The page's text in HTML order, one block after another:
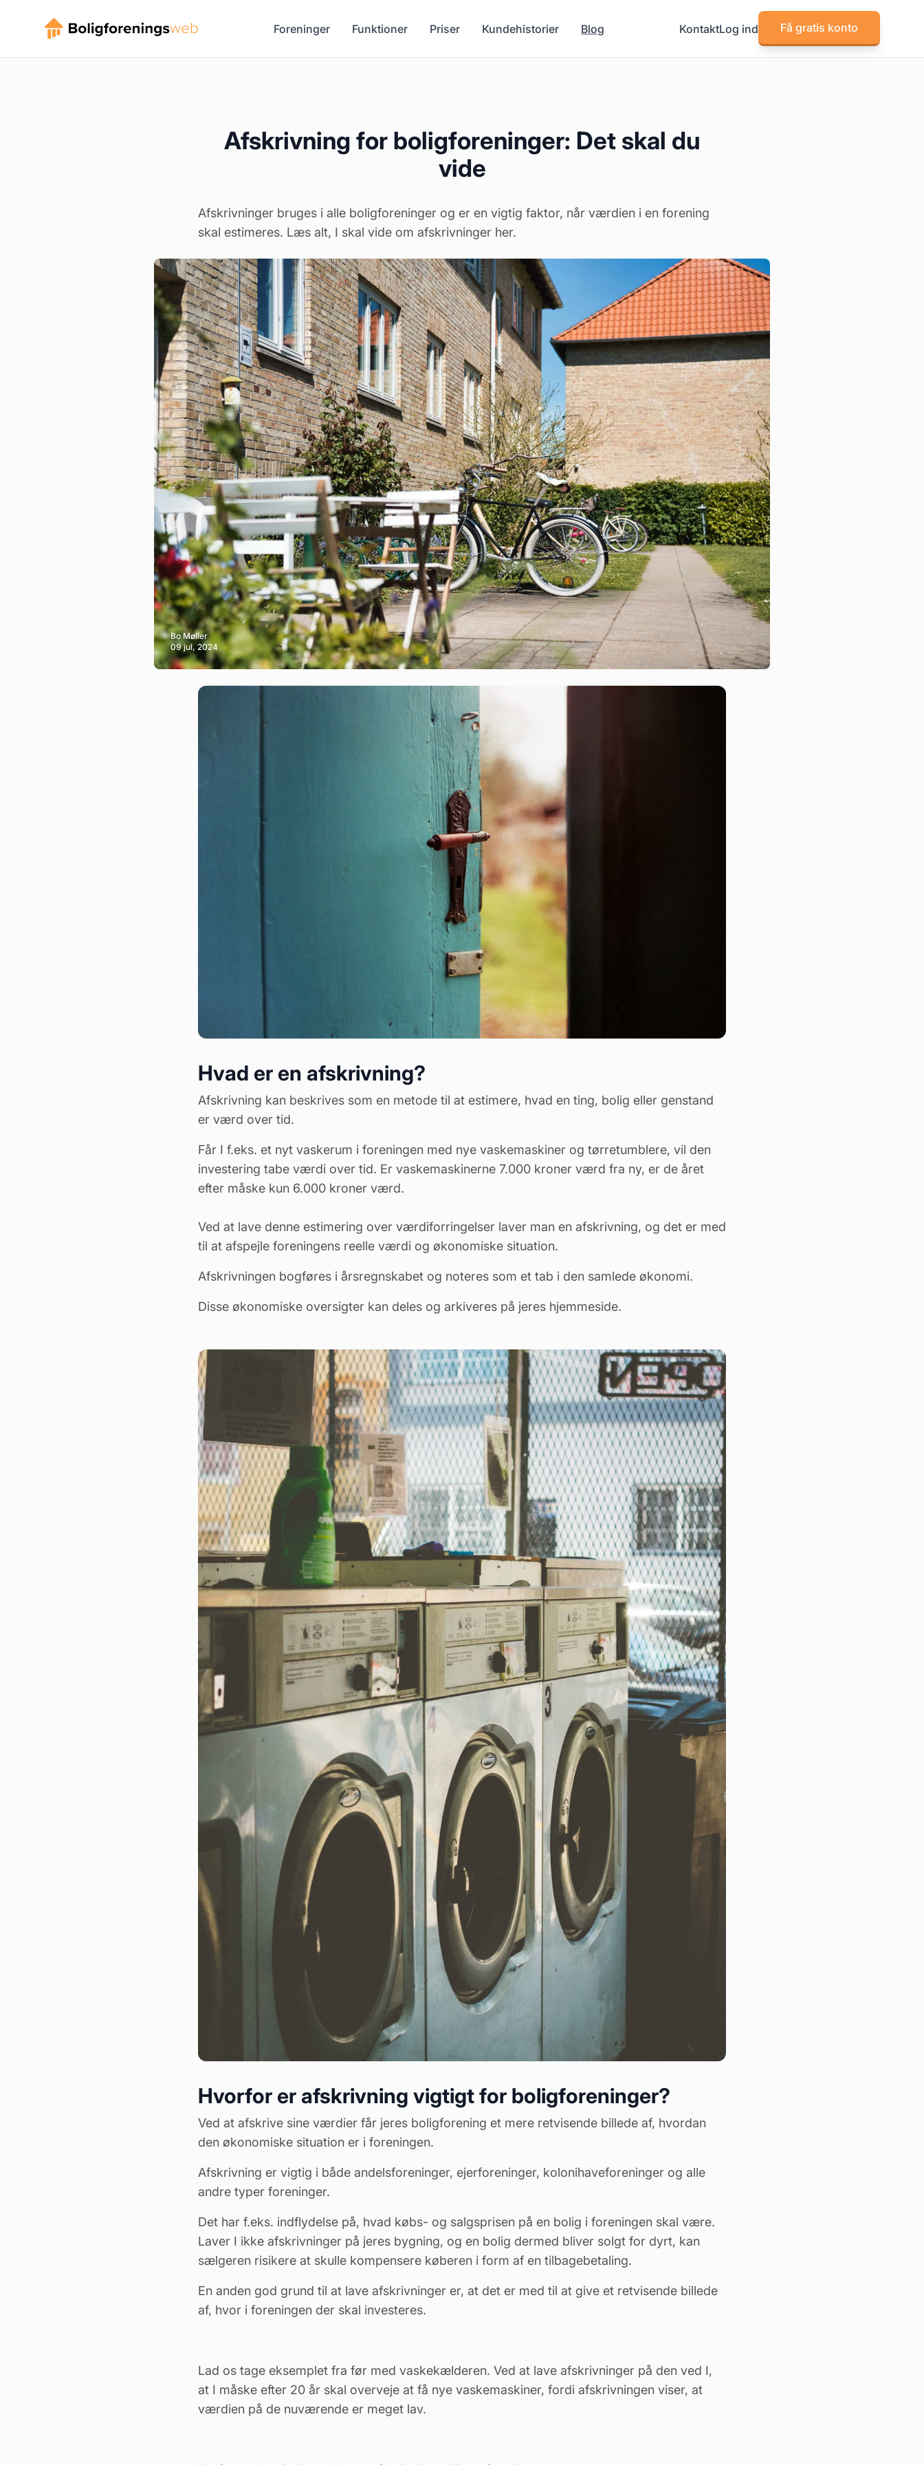
Foreninger Funktioner Priser Kundehistorier Blog KontaktLog ind Få gratis konto
Afskrivning for boligforeninger: Det skal du
vide
Afskrivninger bruges i alle boligforeninger og er en vigtig faktor, når værdien i en forening
skal estimeres. Læs alt, I skal vide om afskrivninger her.
Bo Møller
09 jul, 2024
Hvad er en afskrivning?
Afskrivning kan beskrives som en metode til at estimere, hvad en ting, bolig eller genstand
er værd over tid.
Får I f.eks. et nyt vaskerum i foreningen med nye vaskemaskiner og tørretumblere, vil den
investering tabe værdi over tid. Er vaskemaskinerne 7.000 kroner værd fra ny, er de året
efter måske kun 6.000 kroner værd.
Ved at lave denne estimering over værdiforringelser laver man en afskrivning, og det er med
til at afspejle foreningens reelle værdi og økonomiske situation.
Afskrivningen bogføres i årsregnskabet og noteres som et tab i den samlede økonomi.
Disse økonomiske oversigter kan deles og arkiveres på jeres hjemmeside.
Hvorfor er afskrivning vigtigt for boligforeninger?
Ved at afskrive sine værdier får jeres boligforening et mere retvisende billede af, hvordan
den økonomiske situation er i foreningen.
Afskrivning er vigtig i både andelsforeninger, ejerforeninger, kolonihaveforeninger og alle
andre typer foreninger.
Det har f.eks. indflydelse på, hvad købs- og salgsprisen på en bolig i foreningen skal være.
Laver I ikke afskrivninger på jeres bygning, og en bolig dermed bliver solgt for dyrt, kan
sælgeren risikere at skulle kompensere køberen i form af en tilbagebetaling.
En anden god grund til at lave afskrivninger er, at det er med til at give et retvisende billede
af, hvor i foreningen der skal investeres.
Lad os tage eksemplet fra før med vaskekælderen. Ved at lave afskrivninger på den ved I,
at I måske efter 20 år skal overveje at få nye vaskemaskiner, fordi afskrivningen viser, at
værdien på de nuværende er meget lav.